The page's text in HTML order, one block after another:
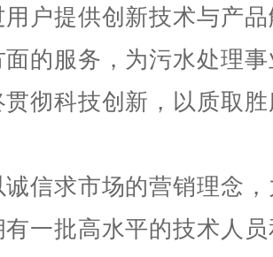
户提供创新技术与产
的服务，为污水处理
彻科技创新，以质取
诚信求市场的营销理念
一批高水平的技术人